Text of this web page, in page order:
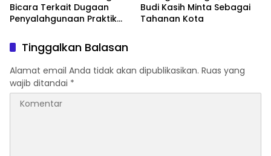
Bicara Terkait Dugaan
Penyalahgunaan Praktik
Budi Kasih Minta Sebagai
Tahanan Kota
Tinggalkan Balasan
Alamat email Anda tidak akan dipublikasikan. Ruas yang
wajib ditandai *